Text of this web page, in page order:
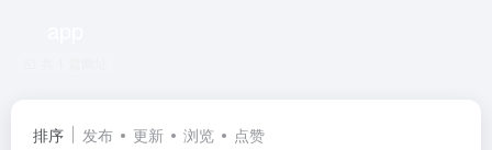
排序 发布 更新 浏览 点赞